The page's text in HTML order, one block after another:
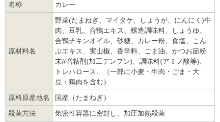
名称 カレー
原材料名
野菜(たまねぎ、マイタケ、しょうが、にんにく)牛
肉、豆乳、合鴨エキス、醸造調味料、しょうゆ、
合鴨チキンオイル、砂糖、カレー粉、食塩、こん
ぶエキス、実山椒、香辛料、ごま油、かつお節粉
末//増粘剤(加工デンプン)、調味料(アミノ酸等)、
トレハロース、（一部に小麦・牛肉・ごま・大
豆・鶏肉を含む）
原料原産地名
国産（たまねぎ）
殺菌方法
気密性容器に密封し、加圧加熱殺菌